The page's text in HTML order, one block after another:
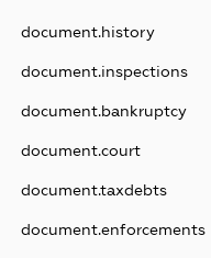
document.history
document.inspections
document.bankruptcy
document.court
document.taxdebts
document.enforcements